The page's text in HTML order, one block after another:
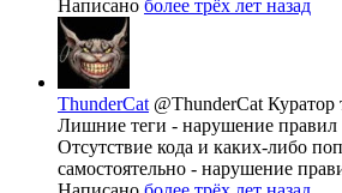
Написано более трёх лет назад
ThunderCat @ThunderCat Куратор
Лишние теги - нарушение правил
Отсутствие кода и каких-либо
самостоятельно - нарушение